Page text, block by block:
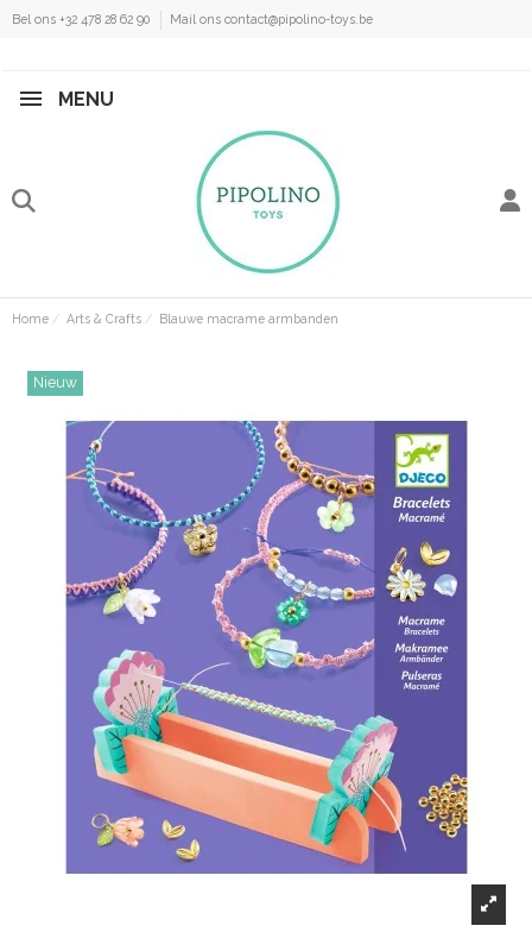
Bel ons +32 478 28 62 90 Mail ons contact@pipolino-toys.be
MENU
Home Arts & Crafts Blauwe macrame armbanden
Nieuw